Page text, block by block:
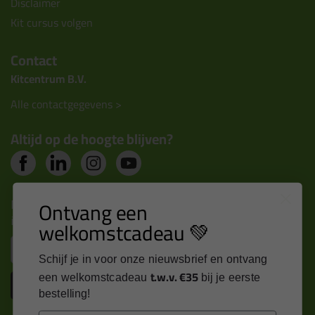
Kit cursus volgen
Contact
Kitcentrum B.V.
Alle contactgegevens >
Altijd op de hoogte blijven?
Nieuws, tips en exclusieve deals rechtstreeks in je
inbox
Inschrijven
Ontvang een
welkomstcadeau 💚
Schijf je in voor onze nieuwsbrief en ontvang
een welkomstcadeau t.w.v. €35 bij je eerste
bestelling!